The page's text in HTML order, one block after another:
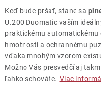
Keď bude pršať, stane sa
U.200 Duomatic vaším
praktickému
hmotnosti a ochrannému
vďaka mnohým vzorom
Možno Vás presvedčí aj
ľahko schováte. Viac